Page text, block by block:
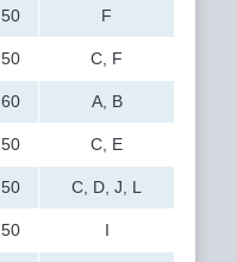
50 F
50 C, F
60 A, B
50 C, E
50 C, D, J, L
50 I